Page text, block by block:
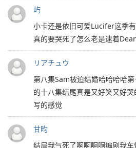
屿
小卡还是依旧可爱Lucifer这季
真的要哭死了怎么老是逮着
リアチュウ
第八集Sam被迫结婚哈哈哈哈
的十八集结尾真是又好笑又好
写的感觉
甘昀
结局我气死了啊啊啊啊编剧我